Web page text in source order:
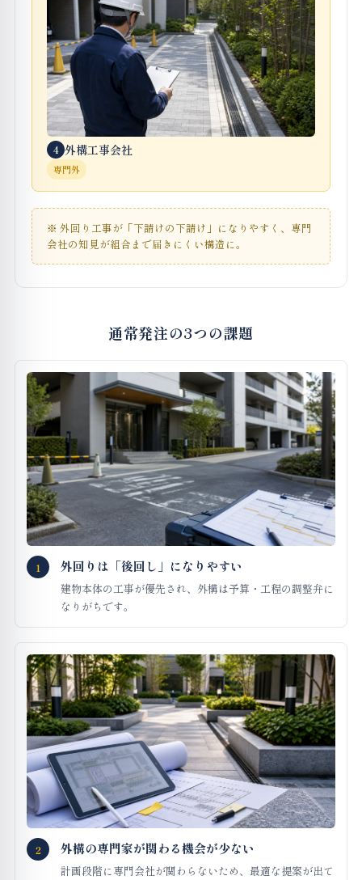
4 外構工事会社
専門外
※ 外回り工事が「下請けの下請け」になりやすく、専門
会社の知見が組合まで届きにくい構造に。
通常発注の3つの課題
1 外回りは「後回し」になりやすい
建物本体の工事が優先され、外構は予算・工程の調整弁に
なりがちです。
2 外構の専門家が関わる機会が少ない
計画段階に専門会社が関わらないため、最適な提案が出て